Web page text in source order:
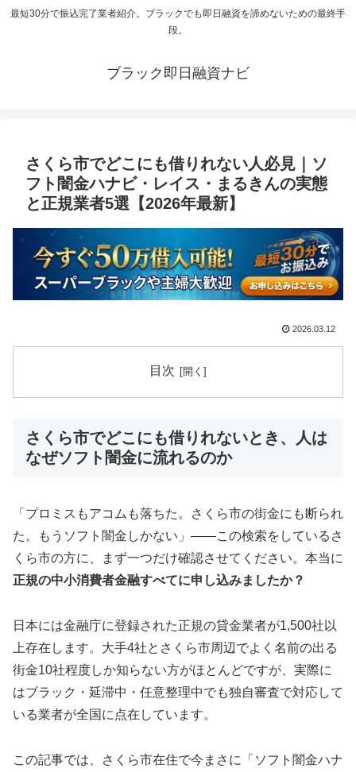
最短30分で振込完了業者紹介。ブラックでも即日融資を諦めないための最終手
段。
ブラック即日融資ナビ
さくら市でどこにも借りれない人必見｜ソ
フト闇金ハナビ・レイス・まるきんの実態
と正規業者5選【2026年最新】
2026.03.12
目次
さくら市でどこにも借りれないとき、人は
なぜソフト闇金に流れるのか
「プロミスもアコムも落ちた。さくら市の街金にも断られ
た。もうソフト闇金しかない」——この検索をしているさ
くら市の方に、まず一つだけ確認させてください。本当に
正規の中小消費者金融すべてに申し込みましたか？
日本には金融庁に登録された正規の貸金業者が1,500社以
上存在します。大手4社とさくら市周辺でよく名前の出る
街金10社程度しか知らない方がほとんどですが、実際に
はブラック・延滞中・任意整理中でも独自審査で対応して
いる業者が全国に点在しています。
この記事では、さくら市在住で今まさに「ソフト闇金ハナ